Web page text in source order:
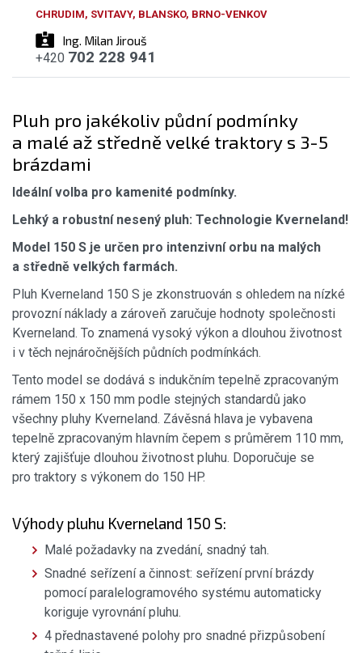
Ing. Milan Jirouš
CHRUDIM, SVITAVY, BLANSKO, BRNO-VENKOV
+420 702 228 941
Pluh pro jakékoliv půdní podmínky
a malé až středně velké traktory s 3-5
brázdami
Ideální volba pro kamenité podmínky.
Lehký a robustní nesený pluh: Technologie Kverneland!
Model 150 S je určen pro intenzivní orbu na malých
a středně velkých farmách.
Pluh Kverneland 150 S je zkonstruován s ohledem na nízké
provozní náklady a zároveň zaručuje hodnoty společnosti
Kverneland. To znamená vysoký výkon a dlouhou životnost
i v těch nejnáročnějších půdních podmínkách.
Tento model se dodává s indukčním tepelně zpracovaným
rámem 150 x 150 mm podle stejných standardů jako
všechny pluhy Kverneland. Závěsná hlava je vybavena
tepelně zpracovaným hlavním čepem s průměrem 110 mm,
který zajišťuje dlouhou životnost pluhu. Doporučuje se
pro traktory s výkonem do 150 HP.
Výhody pluhu Kverneland 150 S:
Malé požadavky na zvedání, snadný tah.
Snadné seřízení a činnost: seřízení první brázdy
pomocí paralelogramového systému automaticky
koriguje vyrovnání pluhu.
4 přednastavené polohy pro snadné přizpůsobení